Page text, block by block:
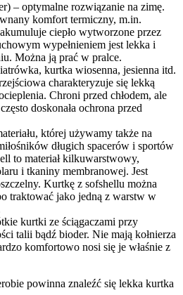
– optymalne rozwiązanie na zimę.
komfort termiczny, m.in.
ciepło wytworzone przez
wypełnieniem jest lekka i
Można ją prać w pralce.
kurtka wiosenna, jesienna itd.
charakteryzuje się lekką
Chroni przed chłodem, ale
doskonała ochrona przed
której używamy także na
długich spacerów i sportów
to materiał kilkuwarstwowy,
i tkaniny membranowej. Jest
Kurtkę z sofshellu można
traktować jako jedną z warstw w
kurtki ze ściągaczami przy
talii bądź bioder. Nie mają kołnierza
komfortowo nosi się je właśnie z
powinna znaleźć się lekka kurtka